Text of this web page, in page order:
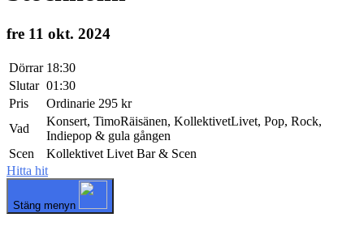
fre 11 okt. 2024
Dörrar 18:30
Slutar 01:30
Pris
Ordinarie 295 kr
Vad
Konsert, TimoRäisänen, KollektivetLivet, Pop, Rock,
Indiepop & gula gången
Scen
Kollektivet Livet Bar & Scen
Hitta hit
Stäng menyn